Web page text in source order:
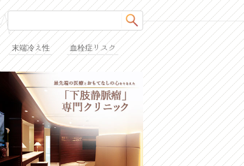
末端冷え性 血栓症リスク